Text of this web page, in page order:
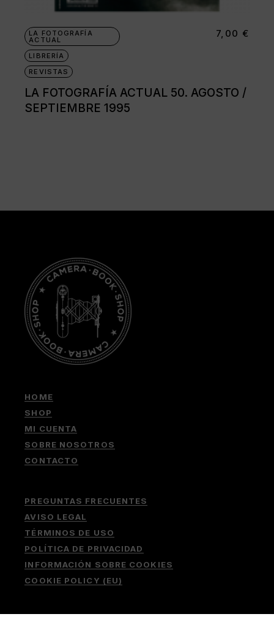
LA FOTOGRAFÍA
ACTUAL
LIBRERÍA
REVISTAS
LA FOTOGRAFÍA ACTUAL 50. AGOSTO /
SEPTIEMBRE 1995
7,00 €
HOME
SHOP
MI CUENTA
SOBRE NOSOTROS
CONTACTO
PREGUNTAS FRECUENTES
AVISO LEGAL
TÉRMINOS DE USO
POLÍTICA DE PRIVACIDAD
INFORMACIÓN SOBRE COOKIES
COOKIE POLICY (EU)
Buscar: